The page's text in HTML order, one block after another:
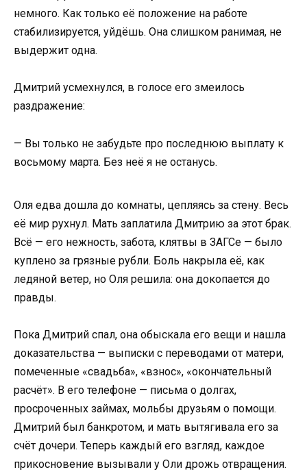
немного. Как только её положение на работе
стабилизируется, уйдёшь. Она слишком ранимая, не
выдержит одна.
Дмитрий усмехнулся, в голосе его змеилось
раздражение:
— Вы только не забудьте про последнюю выплату к
восьмому марта. Без неё я не останусь.
Оля едва дошла до комнаты, цепляясь за стену. Весь
её мир рухнул. Мать заплатила Дмитрию за этот брак.
Всё — его нежность, забота, клятвы в ЗАГСе — было
куплено за грязные рубли. Боль накрыла её, как
ледяной ветер, но Оля решила: она докопается до
правды.
Пока Дмитрий спал, она обыскала его вещи и нашла
доказательства — выписки с переводами от матери,
помеченные «свадьба», «взнос», «окончательный
расчёт». В его телефоне — письма о долгах,
просроченных займах, мольбы друзьям о помощи.
Дмитрий был банкротом, и мать вытягивала его за
счёт дочери. Теперь каждый его взгляд, каждое
прикосновение вызывали у Оли дрожь отвращения.